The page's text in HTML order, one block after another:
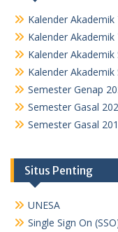
Kalender
Kalender
Kalender
Kalender
Semester Genap
Semester Gasal
Semester Gasal
Situs Penting
UNESA
Single Sign On